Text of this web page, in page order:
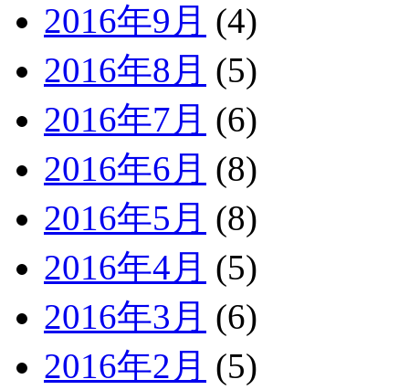
2016年9月 (4)
2016年8月 (5)
2016年7月 (6)
2016年6月 (8)
2016年5月 (8)
2016年4月 (5)
2016年3月 (6)
2016年2月 (5)